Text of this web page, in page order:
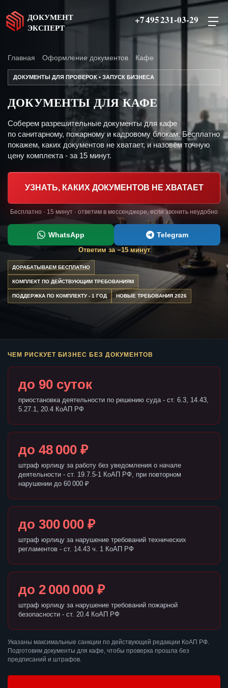
ДОКУМЕНТ
ЭКСПЕРТ
+7 495 231-03-29
Главная Оформление документов Кафе
ДОКУМЕНТЫ ДЛЯ ПРОВЕРОК • ЗАПУСК БИЗНЕСА
ДОКУМЕНТЫ ДЛЯ КАФЕ
Соберем разрешительные документы для кафе
по санитарному, пожарному и кадровому блокам. Бесплатно
покажем, каких документов не хватает, и назовём точную
цену комплекта - за 15 минут.
УЗНАТЬ, КАКИХ ДОКУМЕНТОВ НЕ ХВАТАЕТ
Бесплатно · 15 минут · ответим в мессенджере, если звонить неудобно
WhatsApp Telegram
Ответим за ~15 минут
ДОРАБАТЫВАЕМ БЕСПЛАТНО
КОМПЛЕКТ ПО ДЕЙСТВУЮЩИМ ТРЕБОВАНИЯМ
ПОДДЕРЖКА ПО КОМПЛЕКТУ - 1 ГОД НОВЫЕ ТРЕБОВАНИЯ 2026
ЧЕМ РИСКУЕТ БИЗНЕС БЕЗ ДОКУМЕНТОВ
до 90 суток
приостановка деятельности по решению суда - ст. 6.3, 14.43,
5.27.1, 20.4 КоАП РФ
до 48 000 ₽
штраф юрлицу за работу без уведомления о начале
деятельности - ст. 19.7.5-1 КоАП РФ, при повторном
нарушении до 60 000 ₽
до 300 000 ₽
штраф юрлицу за нарушение требований технических
регламентов - ст. 14.43 ч. 1 КоАП РФ
до 2 000 000 ₽
штраф юрлицу за нарушение требований пожарной
безопасности - ст. 20.4 КоАП РФ
Указаны максимальные санкции по действующей редакции КоАП РФ.
Подготовим документы для кафе, чтобы проверка прошла без
предписаний и штрафов.